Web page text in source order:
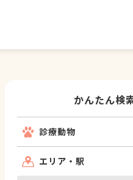
かんたん検
診療動物
エリア・駅